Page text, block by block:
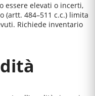
essere elevati o incerti,
(artt. 484–511 c.c.) limita
Richiede inventario